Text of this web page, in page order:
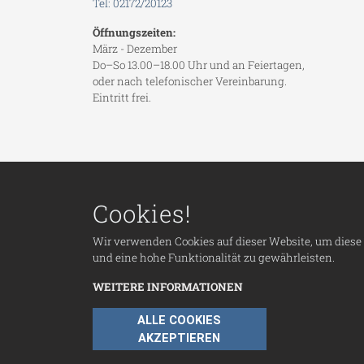
Cookies!
Wir verwenden Cookies auf dieser Website, um
und eine hohe Funktionalität zu gewährleisten.
WEITERE INFORMATIONEN
ALLE COOKIES
AKZEPTIEREN
Öffnungszeiten:
März - Dezember
Do–So 13.00–18.00 Uhr und an Feiertagen,
oder nach telefonischer Vereinbarung.
Eintritt frei.